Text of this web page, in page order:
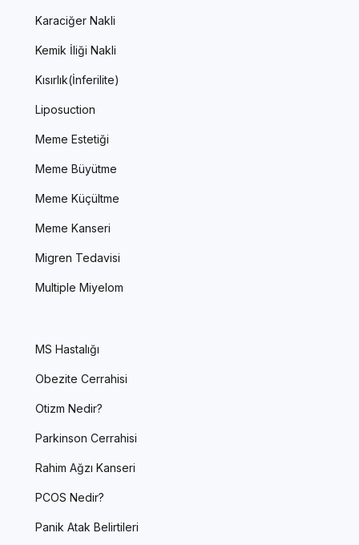
Karaciğer Nakli
Kemik İliği Nakli
Kısırlık(İnferilite)
Liposuction
Meme Estetiği
Meme Büyütme
Meme Küçültme
Meme Kanseri
Migren Tedavisi
Multiple Miyelom
MS Hastalığı
Obezite Cerrahisi
Otizm Nedir?
Parkinson Cerrahisi
Rahim Ağzı Kanseri
PCOS Nedir?
Panik Atak Belirtileri